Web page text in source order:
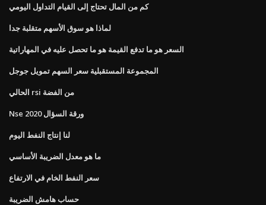
كم من المال تحتاج إلى القيام التداول اليومي
لماذا هو سوق الأسهم متقلبة جدا
السعر هو ما تدفع القيمة هو ما تحصل عليه في المهاراتية
المجموعة المستقبلية سعر السهم تمويل جوجل
الحالي rsi من الفضة
Nse 2020 ورقة السؤال
لنا إنتاج النفط اليوم
ما هو معدل الضريبة الأساسي
سعر النفط الخام في الارتفاع
حساب هامش الضريبة